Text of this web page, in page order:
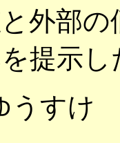
外部
提示し
うすけ